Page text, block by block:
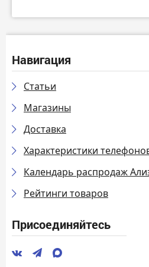
Навигация
Статьи
Магазины
Доставка
Характеристики
Календарь распродаж
Рейтинги товаров
Присоединяйтесь